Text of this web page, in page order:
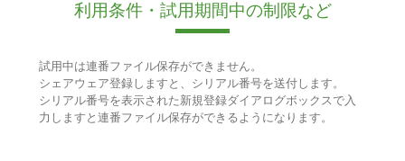
利用条件・試用期間中の制限など
試用中は連番ファイル保存ができません。
シェアウェア登録しますと、シリアル番号を送付します。
シリアル番号を表示された新規登録ダイアログボックスで入
力しますと連番ファイル保存ができるようになります。